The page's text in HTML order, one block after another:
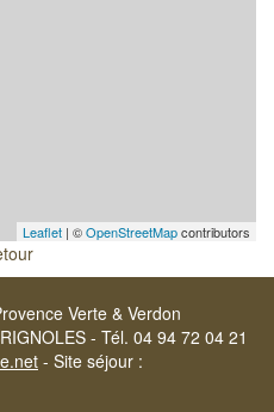
Leaflet | ©OpenStreetMapcontributors
Verte & Verdon
- Tél. 04 94 72 04 21
- Site séjour :